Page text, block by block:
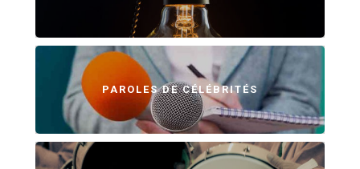
PAROLES DE CÉLÉBRITÉS